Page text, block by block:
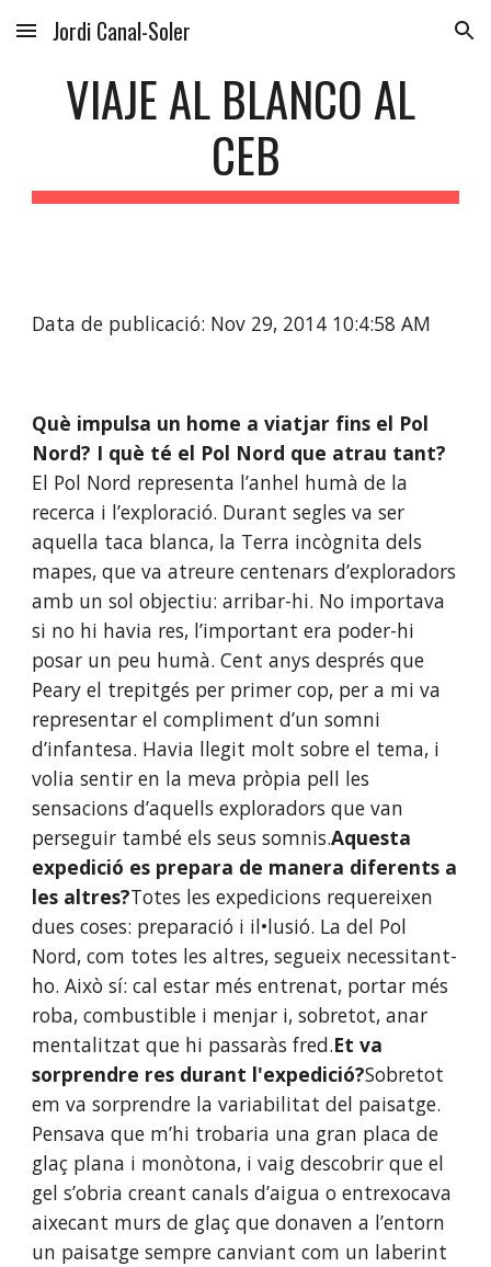
Skip to main content Skip to navigation
Jordi Canal-Soler
VIAJE AL BLANCO AL
CEB
Data de publicació: Nov 29, 2014 10:4:58 AM
Què impulsa un home a viatjar fins el Pol
Nord? I què té el Pol Nord que atrau tant?
El Pol Nord representa l’anhel humà de la
recerca i l’exploració. Durant segles va ser
aquella taca blanca, la Terra incògnita dels
mapes, que va atreure centenars d’exploradors
amb un sol objectiu: arribar-hi. No importava
si no hi havia res, l’important era poder-hi
posar un peu humà. Cent anys després que
Peary el trepitgés per primer cop, per a mi va
representar el compliment d’un somni
d’infantesa. Havia llegit molt sobre el tema, i
volia sentir en la meva pròpia pell les
sensacions d’aquells exploradors que van
perseguir també els seus somnis.Aquesta
expedició es prepara de manera diferents a
les altres?Totes les expedicions requereixen
dues coses: preparació i il•lusió. La del Pol
Nord, com totes les altres, segueix necessitant-
ho. Això sí: cal estar més entrenat, portar més
roba, combustible i menjar i, sobretot, anar
mentalitzat que hi passaràs fred.Et va
sorprendre res durant l'expedició?Sobretot
em va sorprendre la variabilitat del paisatge.
Pensava que m’hi trobaria una gran placa de
glaç plana i monòtona, i vaig descobrir que el
gel s’obria creant canals d’aigua o entrexocava
aixecant murs de glaç que donaven a l’entorn
un paisatge sempre canviant com un laberint